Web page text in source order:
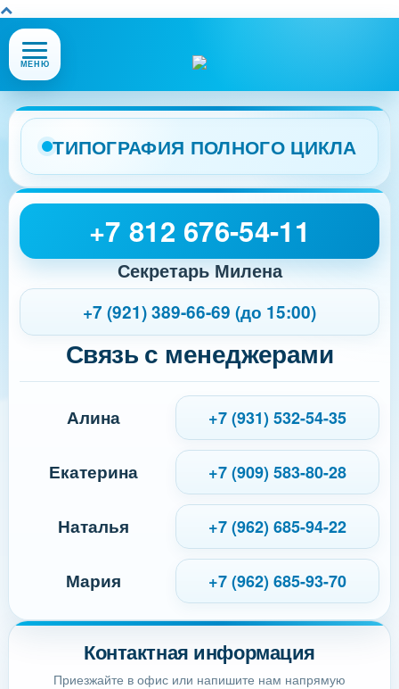
Открыть
или
меню
сайта
МЕНЮ
ТИПОГРАФИЯ ПОЛНОГО ЦИКЛА
Контактная информация
Приезжайте в офис или напишите нам напрямую
+7 812 676-54-11
Секретарь Милена
+7 (921) 389-66-69 (до 15:00)
Связь с менеджерами
Алина +7 (931) 532-54-35
Екатерина +7 (909) 583-80-28
Наталья +7 (962) 685-94-22
Мария +7 (962) 685-93-70